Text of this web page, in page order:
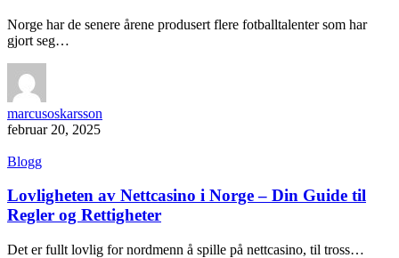
Norge har de senere årene produsert flere fotballtalenter som har
gjort seg…
marcusoskarsson
februar 20, 2025
Blogg
Lovligheten av Nettcasino i Norge – Din Guide til
Regler og Rettigheter
Det er fullt lovlig for nordmenn å spille på nettcasino, til tross…